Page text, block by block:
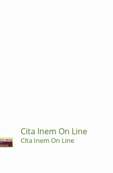
Cita Inem On Line
Cita Inem On Line